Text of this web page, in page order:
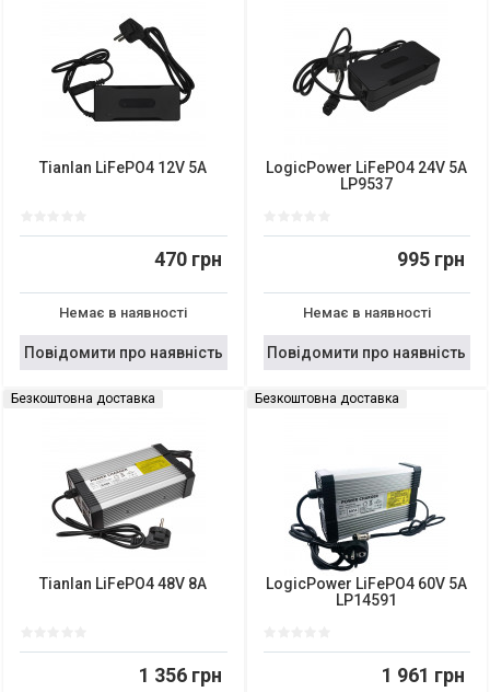
Tianlan LiFePO4 12V 5A
470 грн
Немає в наявності
Повідомити про наявність
LogicPower LiFePO4 24V 5A
LP9537
995 грн
Немає в наявності
Повідомити про наявність
Безкоштовна доставка
Tianlan LiFePO4 48V 8A
1 356 грн
Безкоштовна доставка
LogicPower LiFePO4 60V 5A
LP14591
1 961 грн